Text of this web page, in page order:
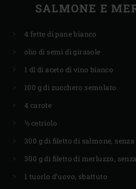
SALMONE E
4 fette di pane bianco
olio di semi di girasole
1 dl di aceto di vino bianco
100 g di zucchero semolato
4 carote
½ cetriolo
300 g di filetto di salmone, senza
300 g di filetto di merluzzo,
1 tuorlo d’uovo, sbattuto